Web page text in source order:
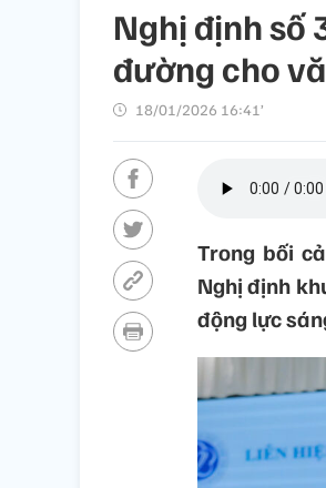
Nghị định số
đường cho
18/01/2026 16:41’
Trong bối
Nghị định
động lực